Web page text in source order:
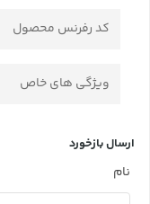
کد رفرنس محصول
ویژگی های خاص
ارسال بازخورد
نام